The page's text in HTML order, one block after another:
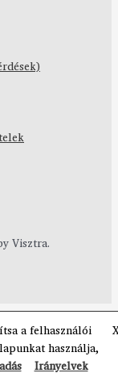
Visztra.
a felhasználói
használja,
Irányelvek